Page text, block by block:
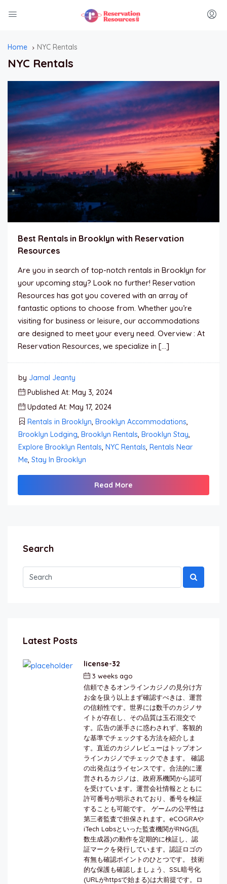
Home NYC Rentals
NYC Rentals
Best Rentals in Brooklyn with Reservation
Resources
Are you in search of top-notch rentals in Brooklyn for
your upcoming stay? Look no further! Reservation
Resources has got you covered with an array of
fantastic options to choose from. Whether you’re
visiting for business or leisure, our accommodations
are designed to meet your every need. Overview : At
Reservation Resources, we specialize in […]
by Jamal Jeanty
Published At: May 3, 2024
Updated At: May 17, 2024
Rentals in Brooklyn, Brooklyn Accommodations,
Brooklyn Lodging, Brooklyn Rentals, Brooklyn Stay,
Explore Brooklyn Rentals, NYC Rentals, Rentals Near
Me, Stay In Brooklyn
Read More
Search
Latest Posts
license-32
3 weeks ago
信頼できるオンラインカジノの見分け方
お金を扱う以上まず確認すべきは、運営
の信頼性です。世界には数千のカジノサ
イトが存在し、その品質は玉石混交で
す。広告の派手さに惑わされず、客観的
な基準でチェックする方法を紹介しま
す。直近のカジノレビューはトップオン
ラインカジノでチェックできます。 確認
の出発点はライセンスです。合法的に運
営されるカジノは、政府系機関から認可
を受けています。運営会社情報とともに
許可番号が明示されており、番号を検証
することも可能です。 ゲームの公平性は
第三者監査で担保されます。eCOGRAや
iTech Labsといった監査機関がRNG(乱
数生成器)の動作を定期的に検証し、認
証マークを発行しています。認証ロゴの
有無も確認ポイントのひとつです。 技術
的な保護も確認しましょう、SSL暗号化
(URLがhttpsで始まる)は大前提です。ロ